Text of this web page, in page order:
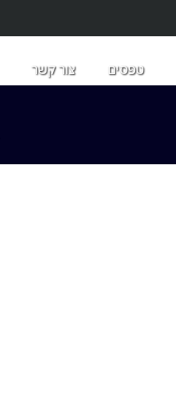
טפסים צור קשר